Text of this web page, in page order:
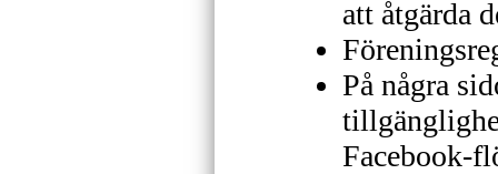
att åtgärda
På några
Facebook-